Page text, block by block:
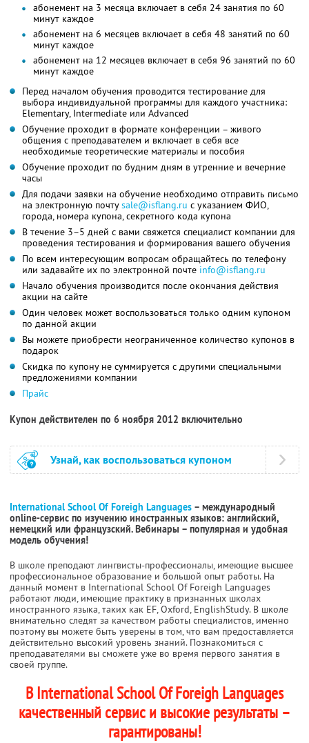
абонемент на 3 месяца включает в себя 24 занятия по 60
минут каждое
абонемент на 6 месяцев включает в себя 48 занятий по 60
минут каждое
абонемент на 12 месяцев включает в себя 96 занятий по 60
минут каждое
Перед началом обучения проводится тестирование для
выбора индивидуальной программы для каждого участника:
Elementary, Intermediate или Advanced
Обучение проходит в формате конференции – живого
общения с преподавателем и включает в себя все
необходимые теоретические материалы и пособия
Обучение проходит по будним дням в утренние и вечерние
часы
Для подачи заявки на обучение необходимо отправить письмо
на электронную почтуsale@isflang.ru с указанием ФИО,
города, номера купона, секретного кода купона
В течение 3–5 дней с вами свяжется специалист компании для
проведения тестирования и формирования вашего обучения
По всем интересующим вопросам обращайтесь по телефону
или задавайте их по электронной почте info@isflang.ru
Начало обучения производится после окончания действия
акции на сайте
Один человек может воспользоваться только одним купоном
по данной акции
Вы можете приобрести неограниченное количество купонов в
подарок
Скидка по купону не суммируется с другими специальными
предложениями компании
Прайс
Купон действителен по 6 ноября 2012 включительно
Узнай, как воспользоваться купоном
International School Of Foreigh Languages – международный
online-сервис по изучению иностранных языков: английский,
немецкий или французский. Вебинары – популярная и удобная
модель обучения!
В школе преподают лингвисты-профессионалы, имеющие высшее
профессиональное образование и большой опыт работы. На
данный момент в International School Of Foreigh Languages
работают люди, имеющие практику в признанных школах
иностранного языка, таких как EF, Oxford, EnglishStudy. В школе
внимательно следят за качеством работы специалистов, именно
поэтому вы можете быть уверены в том, что вам предоставляется
действительно высокий уровень знаний. Познакомиться с
преподавателями вы сможете уже во время первого занятия в
своей группе.
В International School Of Foreigh Languages
качественный сервис и высокие результаты –
гарантированы!